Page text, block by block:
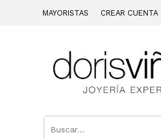
MAYORISTAS CREAR CUENTA